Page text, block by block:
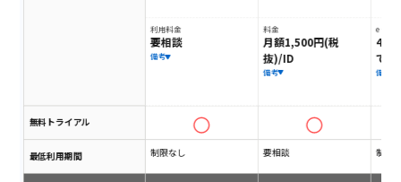
無料トライアル
最低利用期間
利用料金
要相談
備考
制限なし
料金
月額1,500円(税
抜)/ID
備考
要相談
eラー
で
備考
制限